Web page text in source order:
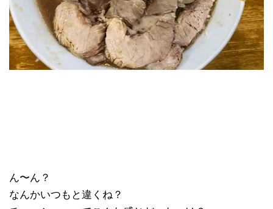
ん〜ん？
なんかいつもと違くね？